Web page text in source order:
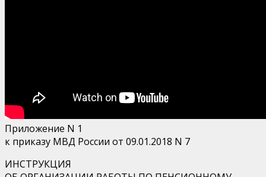
Приложение N 1
к приказу МВД России от 09.01.2018 N 7
ИНСТРУКЦИЯ